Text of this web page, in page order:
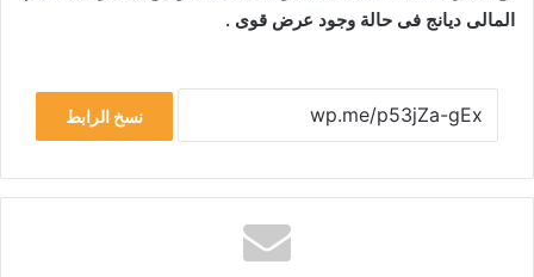
المالى ديانج فى حالة وجود عرض قوى .
نسخ الرابط